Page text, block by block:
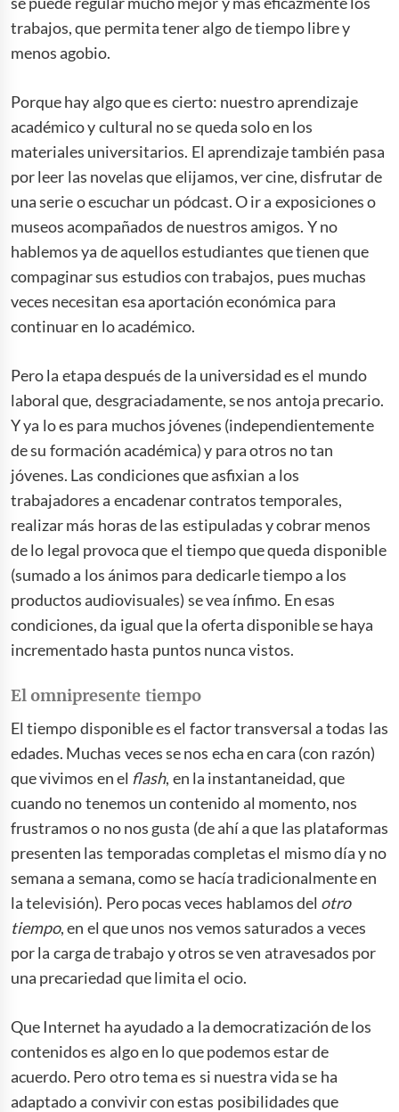
trabajos, que permita tener algo de tiempo libre y
menos agobio.
Porque hay algo que es cierto: nuestro aprendizaje
académico y cultural no se queda solo en los
materiales universitarios. El aprendizaje también pasa
por leer las novelas que elijamos, ver cine, disfrutar de
una serie o escuchar un pódcast. O ir a exposiciones o
museos acompañados de nuestros amigos. Y no
hablemos ya de aquellos estudiantes que tienen que
compaginar sus estudios con trabajos, pues muchas
veces necesitan esa aportación económica para
continuar en lo académico.
Pero la etapa después de la universidad es el mundo
laboral que, desgraciadamente, se nos antoja precario.
Y ya lo es para muchos jóvenes (independientemente
de su formación académica) y para otros no tan
jóvenes. Las condiciones que asfixian a los
trabajadores a encadenar contratos temporales,
realizar más horas de las estipuladas y cobrar menos
de lo legal provoca que el tiempo que queda disponible
(sumado a los ánimos para dedicarle tiempo a los
productos audiovisuales) se vea ínfimo. En esas
condiciones, da igual que la oferta disponible se haya
incrementado hasta puntos nunca vistos.
El omnipresente tiempo
El tiempo disponible es el factor transversal a todas las
edades. Muchas veces se nos echa en cara (con razón)
que vivimos en el flash, en la instantaneidad, que
cuando no tenemos un contenido al momento, nos
frustramos o no nos gusta (de ahí a que las plataformas
presenten las temporadas completas el mismo día y no
semana a semana, como se hacía tradicionalmente en
la televisión). Pero pocas veces hablamos del otro
tiempo, en el que unos nos vemos saturados a veces
por la carga de trabajo y otros se ven atravesados por
una precariedad que limita el ocio.
Que Internet ha ayudado a la democratización de los
contenidos es algo en lo que podemos estar de
acuerdo. Pero otro tema es si nuestra vida se ha
adaptado a convivir con estas posibilidades que